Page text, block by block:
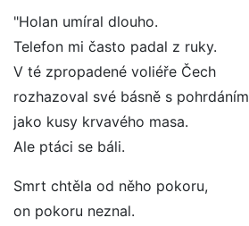
"Holan umíral dlouho.
Telefon mi často padal z ruky.
V té zpropadené voliéře Čech
rozhazoval své básně s pohrdáním
jako kusy krvavého masa.
Ale ptáci se báli.
Smrt chtěla od něho pokoru,
on pokoru neznal.